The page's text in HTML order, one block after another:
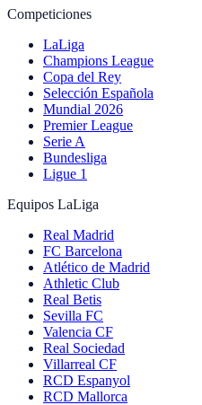
Competiciones
LaLiga
Champions League
Copa del Rey
Selección Española
Mundial 2026
Premier League
Serie A
Bundesliga
Ligue 1
Equipos LaLiga
Real Madrid
FC Barcelona
Atlético de Madrid
Athletic Club
Real Betis
Sevilla FC
Valencia CF
Real Sociedad
Villarreal CF
RCD Espanyol
RCD Mallorca